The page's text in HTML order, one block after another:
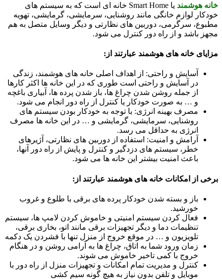
خانه هوشمند
یا Smart Home خانه­ ای است که به سیستم­ های
خودکار لوازم خانگی مانند روشنایی، سرمایشی، گرمایشی، تهویه
مطبوع، سرگرمی، دوربین های نظارتی و دیگر وسایل متصل به هم
مجهز باشد و از راه دور کنترل می شود.
مزایای خانه های هوشمند عبارتند از:
آسایش و راحتی: از اهداف اصلی خانه های هوشمند، زندگی
در آسایش و راحتی است طوری که در این خانه­ ها اکثر کارها
از جمله روشن شدن چراغ ها، باز شدن پرده ها، آبیاری باغچه
و … به صورت خودکار یا کنترل از راه دور انجام می شود.
مصرف بهینه انرژی: با توجه به خودکار بودن سیستم های
روشنایی، سرمایشی، گرمایشی و … در این خانه ها مصرف
انرژی به حداقل می رسد.
آرامش و امنیت: استفاده از دوربین های نظارتی، آژیرهای
خطر، سیستم­ های دزدگیر و کنترل و پایش از راه دور آنها،
باعث امنیت بیشتر این خانه ها می شود.
برخی از امکانات خانه های هوشمند عبارتند از:
باز و بسته شدن خودکار پرده های برقی با طلوع و غروب
خورشید.
فعال کردن سیستم امنیتی و خاموش کردن لامپ ها، سیستم
تنظیمات دما و دیگر تجهیزات برقی مانند اتو، بخاری برقی،
تلویزیون و … در موقع خروج از منزل تنها با فشردن یک دکمه
زمان ورود شما به اتاق، چراغ ها به آرامی روشن و در هنگام
خروج با کمی تاخیر خاموش می شوند.
کنترل و مدیریت تمام امکانات و تجهیزات منزل از راه دور با
موبایل و تلفن بدون نیاز به هیچ گونه سیم کشی